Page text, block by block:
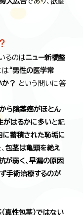
るのはニュー新橋整
は“男性の医学常
か？
という問いに答
ら陰茎癌がほとん
がはるかに多いと記
に蓄積された恥垢に
包茎は亀頭を絶え
が弱く、早漏の原因
手術治療するのが
真性包茎）ではない